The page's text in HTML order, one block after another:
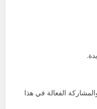
الفعالة في هذا